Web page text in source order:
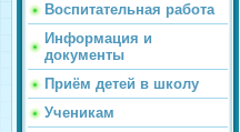
Воспитательная работа
Информация и
документы
Приём детей в школу
Ученикам